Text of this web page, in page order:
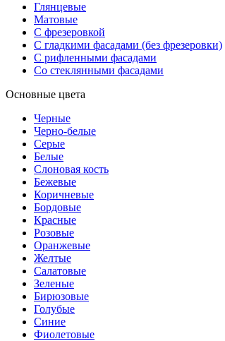
Глянцевые
Матовые
С фрезеровкой
С гладкими фасадами (без фрезеровки)
С рифленными фасадами
Со стеклянными фасадами
Основные цвета
Черные
Черно-белые
Серые
Белые
Слоновая кость
Бежевые
Коричневые
Бордовые
Красные
Розовые
Оранжевые
Желтые
Салатовые
Зеленые
Бирюзовые
Голубые
Синие
Фиолетовые